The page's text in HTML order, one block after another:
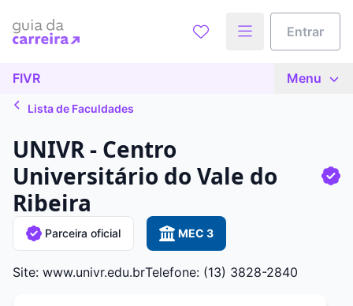
Entrar
FIVR Menu
Lista de Faculdades
UNIVR - Centro
Universitário do Vale do
Ribeira
Parceira oficial MEC 3
Site: www.univr.edu.brTelefone: (13) 3828-2840